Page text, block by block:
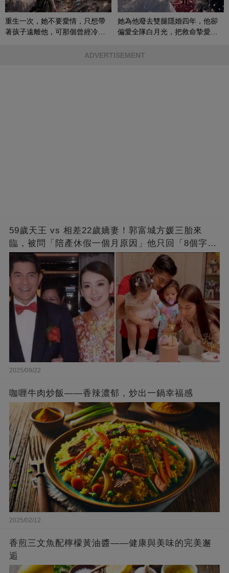
重生一次，她不要愛情，只想帶
著孩子遠離他，可那個曾經冷漠
她為他廢去雙腿隱婚四年，他卻
偏愛全隊白月光，把救命摯愛當
ADVERTISEMENT
59歲天王 vs 相差22歲嬌妻！郭富城方媛三胎來
臨，被問「陪產休假一個月原因」他只回「8個字」
被贊爆
2025/09/22
咖喱牛肉炒飯——香辣濃郁，炒出一鍋幸福感
2025/02/12
香煎三文魚配檸檬黃油醬——健康與美味的完美邂
逅